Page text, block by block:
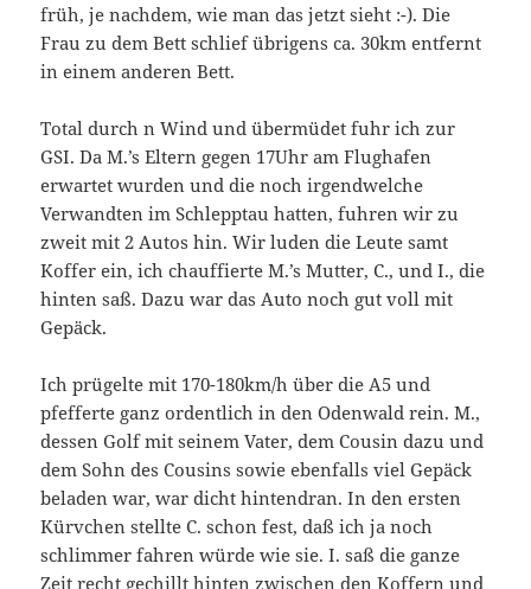
früh, je nachdem, wie man das jetzt sieht :-). Die
Frau zu dem Bett schlief übrigens ca. 30km entfernt
in einem anderen Bett.
Total durch n Wind und übermüdet fuhr ich zur
GSI. Da M.’s Eltern gegen 17Uhr am Flughafen
erwartet wurden und die noch irgendwelche
Verwandten im Schlepptau hatten, fuhren wir zu
zweit mit 2 Autos hin. Wir luden die Leute samt
Koffer ein, ich chauffierte M.’s Mutter, C., und I., die
hinten saß. Dazu war das Auto noch gut voll mit
Gepäck.
Ich prügelte mit 170-180km/h über die A5 und
pfefferte ganz ordentlich in den Odenwald rein. M.,
dessen Golf mit seinem Vater, dem Cousin dazu und
dem Sohn des Cousins sowie ebenfalls viel Gepäck
beladen war, war dicht hintendran. In den ersten
Kürvchen stellte C. schon fest, daß ich ja noch
schlimmer fahren würde wie sie. I. saß die ganze
Zeit recht gechillt hinten zwischen den Koffern und